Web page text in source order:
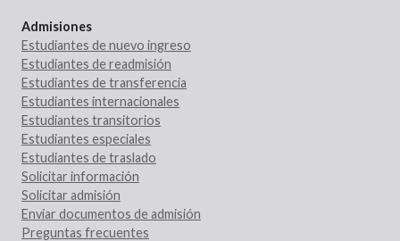
Admisiones
Estudiantes de nuevo ingreso
Estudiantes de readmisión
Estudiantes de transferencia
Estudiantes internacionales
Estudiantes transitorios
Estudiantes especiales
Estudiantes de traslado
Solicitar información
Solicitar admisión
Enviar documentos de admisión
Preguntas frecuentes